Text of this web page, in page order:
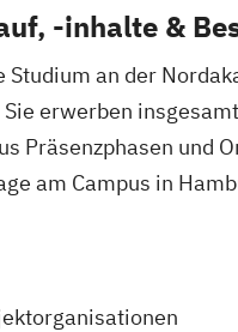
-inhalte &
Studium an der
erwerben
Präsenzphasen und
am Campus in